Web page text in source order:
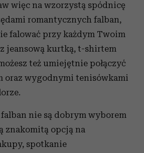
reklamowym i analitycznym.
te informacje z innymi danymi
lub uzyskanymi podczas
więc na wzorzystą spódnicę
romantycznych falban,
falować przy każdym Twoim
jeansową kurtką, t-shirtem
też umiejętnie połączyć
oraz wygodnymi tenisówkami
nie są dobrym wyborem
znakomitą opcją na
spotkanie